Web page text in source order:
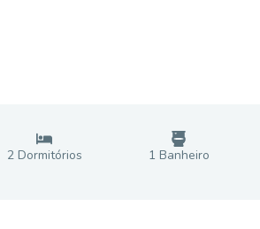
2Dormitórios 1 Banheiro